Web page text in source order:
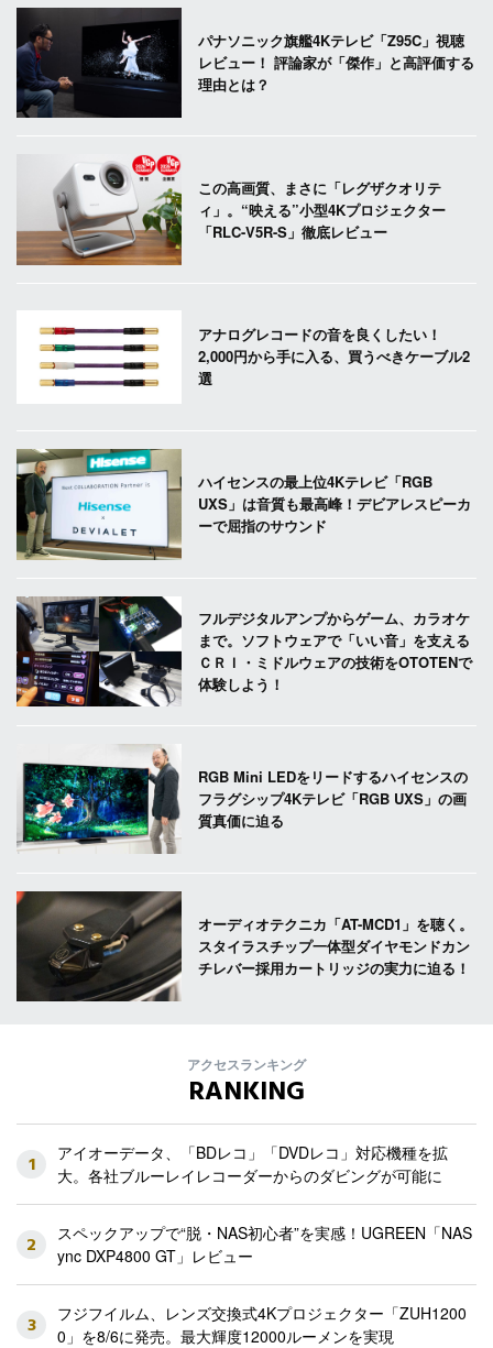
パナソニック旗艦4Kテレビ「Z95C」視聴
レビュー！ 評論家が「傑作」と高評価する
理由とは？
この高画質、まさに「レグザクオリテ
ィ」。“映える”小型4Kプロジェクター
「RLC-V5R-S」徹底レビュー
アナログレコードの音を良くしたい！
2,000円から手に入る、買うべきケーブル2
選
ハイセンスの最上位4Kテレビ「RGB
UXS」は音質も最高峰！デビアレスピーカ
ーで屈指のサウンド
フルデジタルアンプからゲーム、カラオケ
まで。ソフトウェアで「いい音」を支える
ＣＲＩ・ミドルウェアの技術をOTOTENで
体験しよう！
RGB Mini LEDをリードするハイセンスの
フラグシップ4Kテレビ「RGB UXS」の画
質真価に迫る
オーディオテクニカ「AT-MCD1」を聴く。
スタイラスチップ一体型ダイヤモンドカン
チレバー採用カートリッジの実力に迫る！
アクセスランキング
RANKING
1
アイオーデータ、「BDレコ」「DVDレコ」対応機種を拡
大。各社ブルーレイレコーダーからのダビングが可能に
2
スペックアップで“脱・NAS初心者”を実感！UGREEN「NAS
ync DXP4800 GT」レビュー
3
フジフイルム、レンズ交換式4Kプロジェクター「ZUH1200
0」を8/6に発売。最大輝度12000ルーメンを実現